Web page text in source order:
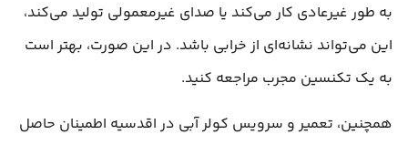
به طور غیرعادی کار می‌کند یا صدای غیرمعمولی تولید می‌کند،
این می‌تواند نشانه‌ای از خرابی باشد. در این صورت، بهتر است
به یک تکنسین مجرب مراجعه کنید.
همچنین، تعمیر و سرویس کولر آبی در اقدسیه اطمینان حاصل